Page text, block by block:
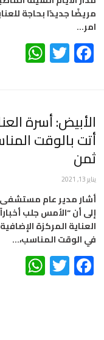
امر…
Facebook
Twitter
الأبيض: أسرة
أتت بالوقت
ثمن
يناير 13, 2021
أشار مدير عام
إلى أن “الأمس جلب
العناية المركزة
في الوقت المناسب،…
Facebook
Twitter